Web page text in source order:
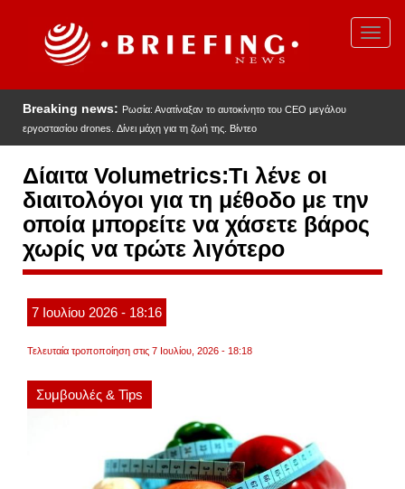
Breaking news: Ρωσία: Ανατίναξαν το αυτοκίνητο του CEO μεγάλου
εργοστασίου drones. Δίνει μάχη για τη ζωή της. Βίντεο
Δίαιτα Volumetrics:Τι λένε οι
διαιτολόγοι για τη μέθοδο με την
οποία μπορείτε να χάσετε βάρος
χωρίς να τρώτε λιγότερο
7 Ιουλίου 2026 - 18:16
Τελευταία τροποποίηση στις 7 Ιουλίου, 2026 - 18:18
Συμβουλές & Tips